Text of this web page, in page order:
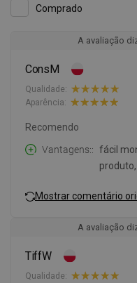
Comprado
A avaliação
ConsM
Qualidade:
Aparência:
Recomendo
Vantagens:
fácil
Mostrar comentário
A avaliação
TiffW
Qualidade: